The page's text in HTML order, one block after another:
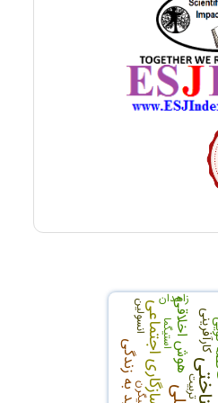
سازگاری اجتماعیامید به زندگی
هوش اخلاقی کارآفرینی استیگما
میگرن
انسولین زاهدان
تربیت